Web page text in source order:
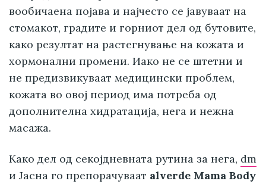
вообичаена појава и најчесто се јавуваат на
стомакот, градите и горниот дел од бутовите,
како резултат на растегнување на кожата и
хормонални промени. Иако не се штетни и
не предизвикуваат медицински проблем,
кожата во овој период има потреба од
дополнителна хидратација, нега и нежна
масажа.
Како дел од секојдневната рутина за нега, dm
и Јасна го препорачуваат alverde Mama Body